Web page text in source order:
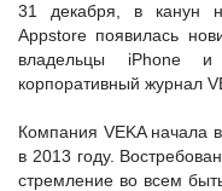
31 декабря, в канун
Appstore появилась
владельцы iPhone и
корпоративный журнал
Компания VEKA начала
в 2013 году.
стремление во всем